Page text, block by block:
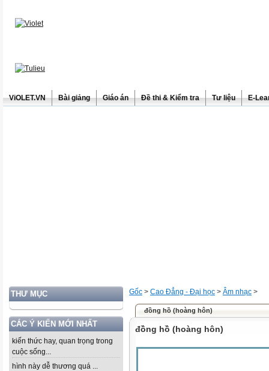
ViOLET.VN Bài giảng Giáo án Đề thi & Kiểm tra Tư liệu E-
THƯ MỤC
CÁC Ý KIẾN MỚI NHẤT
kiến thức hay, quan trọng trong
cuộc sống...
hình này dễ thương quá ...
Gốc > Cao Đẳng - Đại học > Âm nhạc >
đồng hồ (hoàng hôn)
đồng hồ (hoàng hôn)